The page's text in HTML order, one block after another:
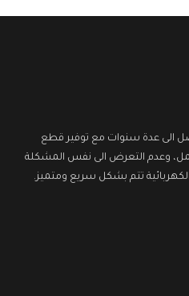
الى عدة سنوات مع توفير قطع
وعدم التعرض الى نفس المشكلة
تتم بشكل سريع ومتميز.